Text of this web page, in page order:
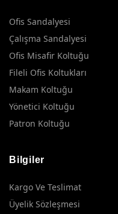
Ofis Sandalyesi
Çalışma Sandalyesi
Ofis Misafir Koltuğu
Fileli Ofis Koltukları
Makam Koltuğu
Yönetici Koltuğu
Patron Koltuğu
Bilgiler
Kargo Ve Teslimat
Üyelik Sözleşmesi